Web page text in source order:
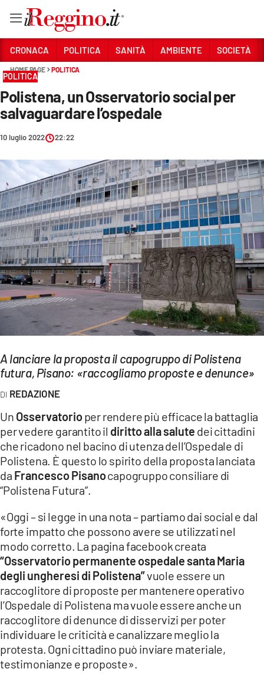
Sezioni
CRONACA
POLITICA
AMBIENTE
SOCIETÀ
CULTURA
ECONOMIA E LAVORO
EVENTI
SPORT
Streaming
LAC TV
LAC NETWORK
LaC
Network
LACPLAY.IT
LACTV.IT
LACONAIR.IT
LACITYMAG.IT
ILREGGINO.IT
COSENZACHANNEL.IT
ILVIBONESE.IT
CATANZAROCHANNEL.IT
LACAPITALENEWS.IT
CRONACA POLITICA SANITÀ AMBIENTE SOCIETÀ
HOME PAGE POLITICA
POLITICA
Polistena, un Osservatorio social per
salvaguardare l’ospedale
10 luglio 2022 22:22
A lanciare la proposta il capogruppo di Polistena
futura, Pisano: «raccogliamo proposte e denunce»
REDAZIONE
Un Osservatorioper rendere più efficace la battaglia
per vedere garantito il diritto alla salute dei cittadini
che ricadono nel bacino di utenza dell’Ospedale di
Polistena. È questo lo spirito della proposta lanciata
da Francesco Pisanocapogruppo consiliare di
“Polistena Futura”.
«Oggi – si legge in una nota – partiamo dai social e dal
forte impatto che possono avere se utilizzati nel
modo corretto. La pagina facebook creata
“Osservatorio permanente ospedale santa Maria
degli ungheresi di Polistena”vuole essere un
raccoglitore di proposte per mantenere operativo
l’Ospedale di Polistena ma vuole essere anche un
raccoglitore di denunce di disservizi per poter
individuare le criticità e canalizzare meglio la
protesta. Ogni cittadino può inviare materiale,
testimonianze e proposte».